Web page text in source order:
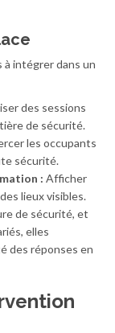
intégrer dans un
des sessions
de sécurité.
les occupants
sécurité.
: Afficher
lieux visibles.
de sécurité, et
elles
des réponses en